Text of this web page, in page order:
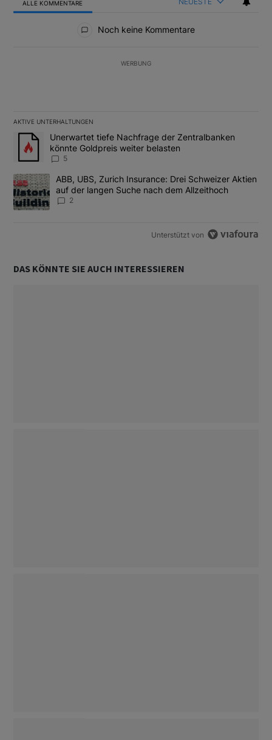
ALLE KOMMENTARE
Noch keine Kommentare
WERBUNG
AKTIVE UNTERHALTUNGEN
Das Folgende ist eine Liste der am meisten kommentierten
Ein Trendartikel mit dem Titel "Unerwartet tiefe Nachfrage der
Unerwartet tiefe Nachfrage der Zentralbanken
könnte Goldpreis weiter belasten
5
Ein Trendartikel mit dem Titel "ABB, UBS, Zurich Insurance:
ABB, UBS, Zurich Insurance: Drei Schweizer Aktien
auf der langen Suche nach dem Allzeithoch
2
Unterstützt von
DAS KÖNNTE SIE AUCH INTERESSIEREN